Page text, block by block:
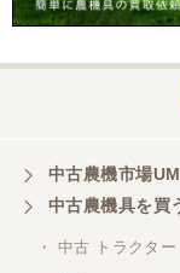
中古農機市場
中古農機具を買
・ 中古 トラクター